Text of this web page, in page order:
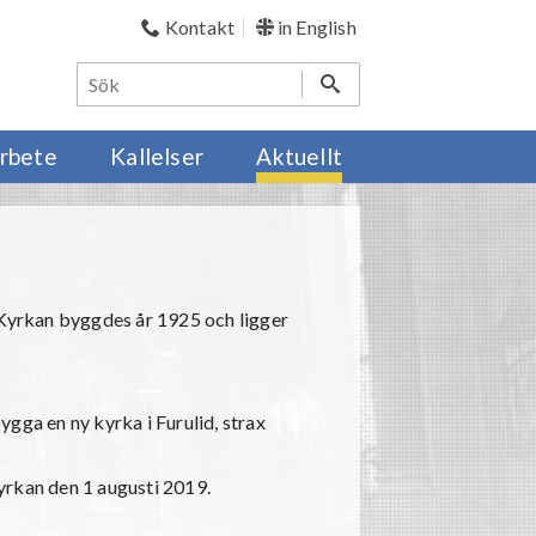
Kontakt in English
Kallelser Aktuellt
byggdes år 1925 och ligger
en ny kyrka i Furulid, strax
den 1 augusti 2019.